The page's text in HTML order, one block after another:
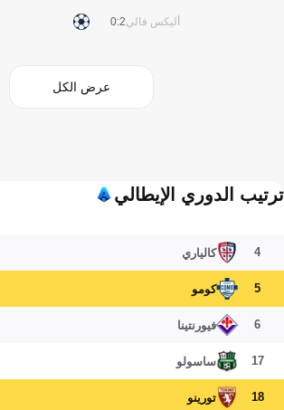
أليكس فالي2:0
عرض الكل
ترتيب الدوري الإيطالي
4 كالياري
5 كومو
6 فيورنتينا
17 ساسولو
18 تورينو